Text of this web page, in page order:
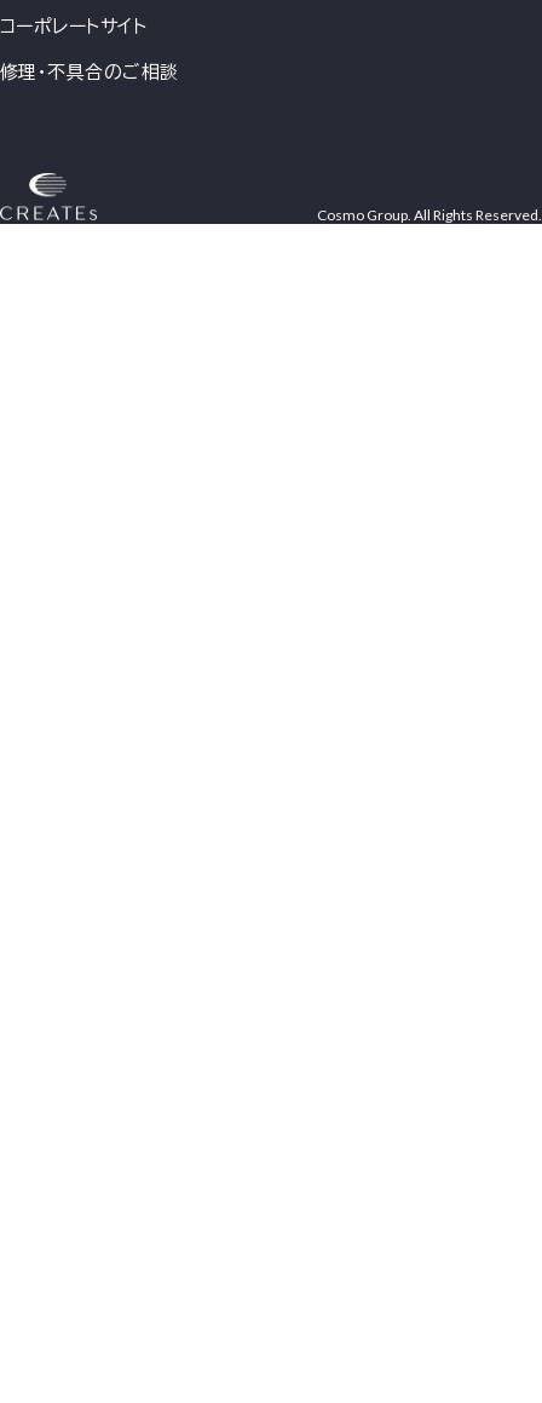
コーポレートサイト
修理・不具合のご相談
Cosmo Group. All Rights Reserved.